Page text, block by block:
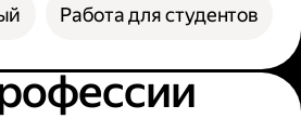
Работа для студентов